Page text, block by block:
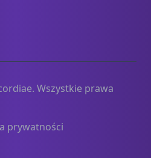
Wszystkie prawa
prywatności